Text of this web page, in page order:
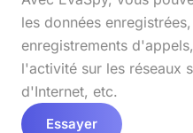
les données
enregistrements
l'activité sur les réseaux
d'Internet, etc.
Essayer